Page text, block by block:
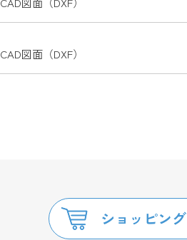
CAD図面（DXF）
ショッピング